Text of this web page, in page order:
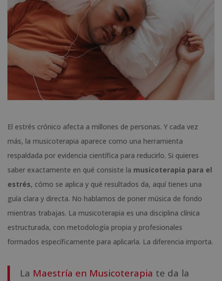
El estrés crónico afecta a millones de personas. Y cada vez
más, la musicoterapia aparece como una herramienta
respaldada por evidencia científica para reducirlo. Si quieres
saber exactamente en qué consiste la musicoterapia para el
estrés, cómo se aplica y qué resultados da, aquí tienes una
guía clara y directa. No hablamos de poner música de fondo
mientras trabajas. La musicoterapia es una disciplina clínica
estructurada, con metodología propia y profesionales
formados específicamente para aplicarla. La diferencia importa.
La Maestría en Musicoterapia te da la